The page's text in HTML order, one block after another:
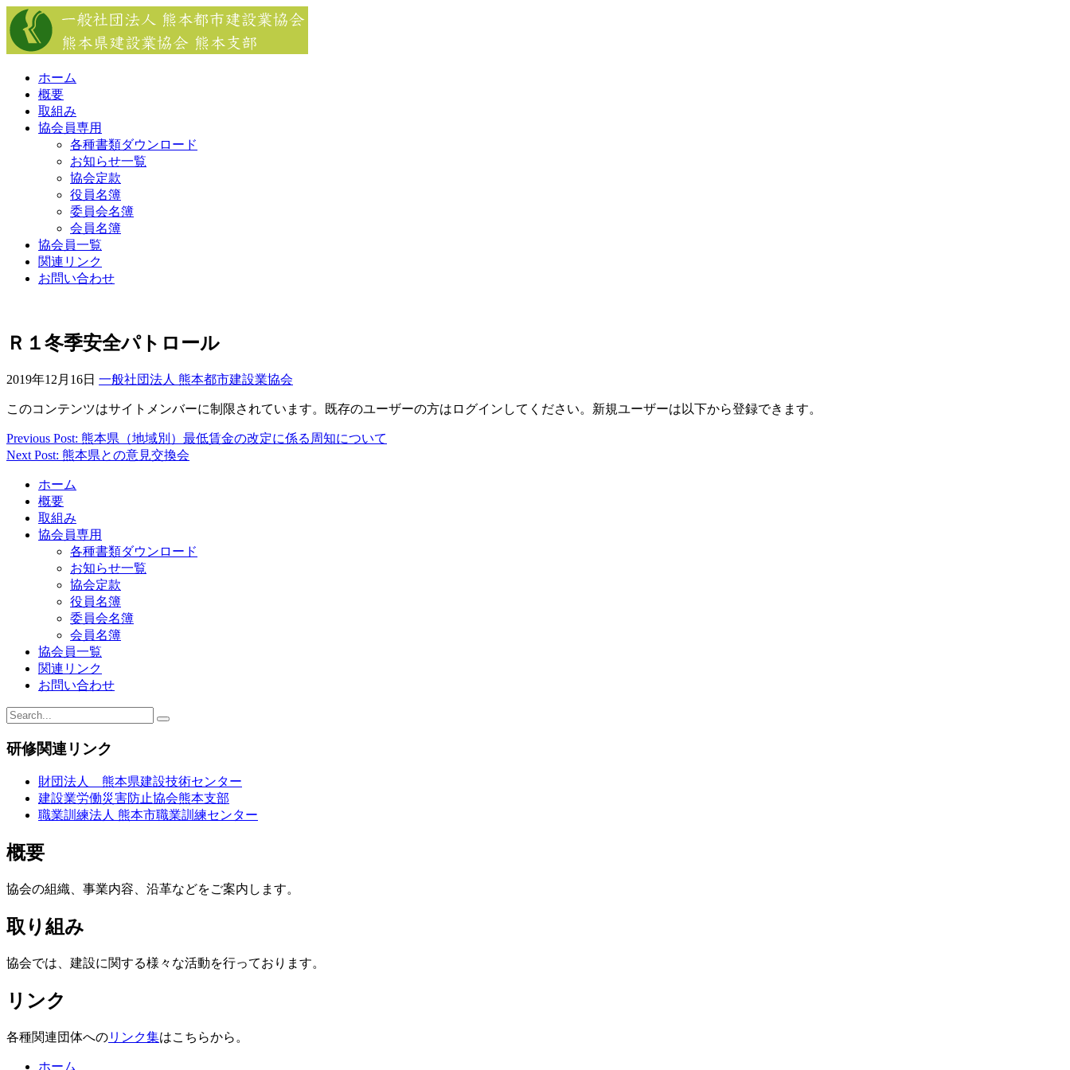
Skip
to
content
ホーム
概要
取組み
協会員専用
各種書類ダウンロード
お知らせ一覧
協会定款
役員名簿
委員会名簿
会員名簿
協会員一覧
関連リンク
お問い合わせ
Ｒ１冬季安全パトロール
2019年12月16日 一般社団法人 熊本都市建設業協会
このコンテンツはサイトメンバーに制限されています。既存のユーザーの方はログインしてください。新規ユーザーは以下から登録できます。
投
稿
Previous Post: 熊本県（地域別）最低賃金の改定に係る周知について
Next Post: 熊本県との意見交換会
ホーム
概要
取組み
協会員専用
各種書類ダウンロード
お知らせ一覧
協会定款
役員名簿
委員会名簿
会員名簿
協会員一覧
関連リンク
お問い合わせ
研修関連リンク
財団法人 熊本県建設技術センター
建設業労働災害防止協会熊本支部
職業訓練法人 熊本市職業訓練センター
概要
協会の組織、事業内容、沿革などをご案内します。
取り組み
協会では、建設に関する様々な活動を行っております。
リンク
各種関連団体へのリンク集はこちらから。
ホーム